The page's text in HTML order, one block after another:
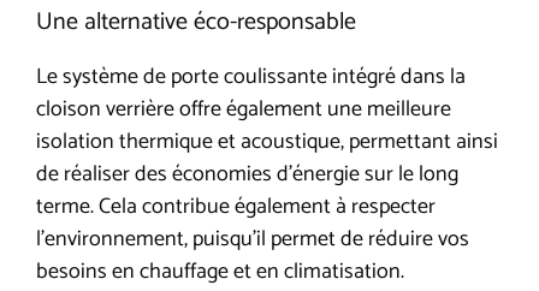
Une alternative éco-responsable
Le système de porte coulissante intégré dans la
cloison verrière offre également une meilleure
isolation thermique et acoustique, permettant ainsi
de réaliser des économies d’énergie sur le long
terme. Cela contribue également à respecter
l’environnement, puisqu’il permet de réduire vos
besoins en chauffage et en climatisation.